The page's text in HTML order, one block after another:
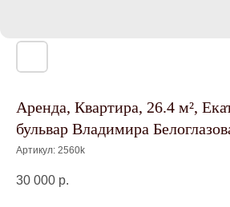
Аренда, Квартира, 26.4 м²,
бульвар Владимира
Артикул: 2560k
30 000 р.